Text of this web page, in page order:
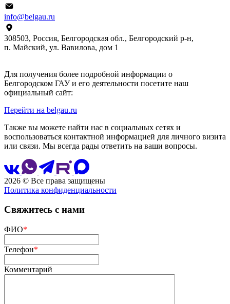
info@belgau.ru
308503, Россия, Белгородская обл., Белгородский р‑н,
п. Майский, ул. Вавилова, дом 1
Для получения более подробной информации о
Белгородском ГАУ и его деятельности посетите наш
официальный сайт:
Перейти на belgau.ru
Также вы можете найти нас в социальных сетях и
воспользоваться контактной информацией для личного визита
или связи. Мы всегда рады ответить на ваши вопросы.
2026 © Все права защищены
Политика конфиденциальности
Свяжитесь с нами
ФИО*
Телефон*
Комментарий